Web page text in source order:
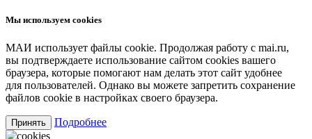
Мы используем cookies
МАИ использует файлы cookie. Продолжая работу с mai.ru,
вы подтверждаете использование сайтом cookies вашего
браузера, которые помогают нам делать этот сайт удобнее
для пользователей. Однако вы можете запретить сохранение
файлов cookie в настройках своего браузера.
Принять Подробнее